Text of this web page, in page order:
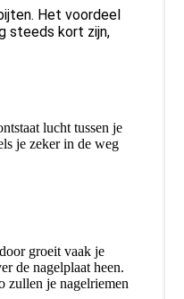
Het voordeel
steeds kort zijn,
lucht tussen je
je zeker in de weg
groeit vaak je
de nagelplaat heen.
zullen je nagelriemen